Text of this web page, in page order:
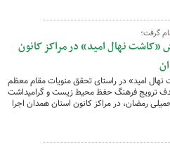
گرفت؛
«کاشت نهال امید» در مراکز کانون
امید» در راستای تحقق منویات مقام معظم
ترویج فرهنگ حفظ محیط زیست و گرامیداشت
رمضان، در مراکز کانون استان همدان اجرا